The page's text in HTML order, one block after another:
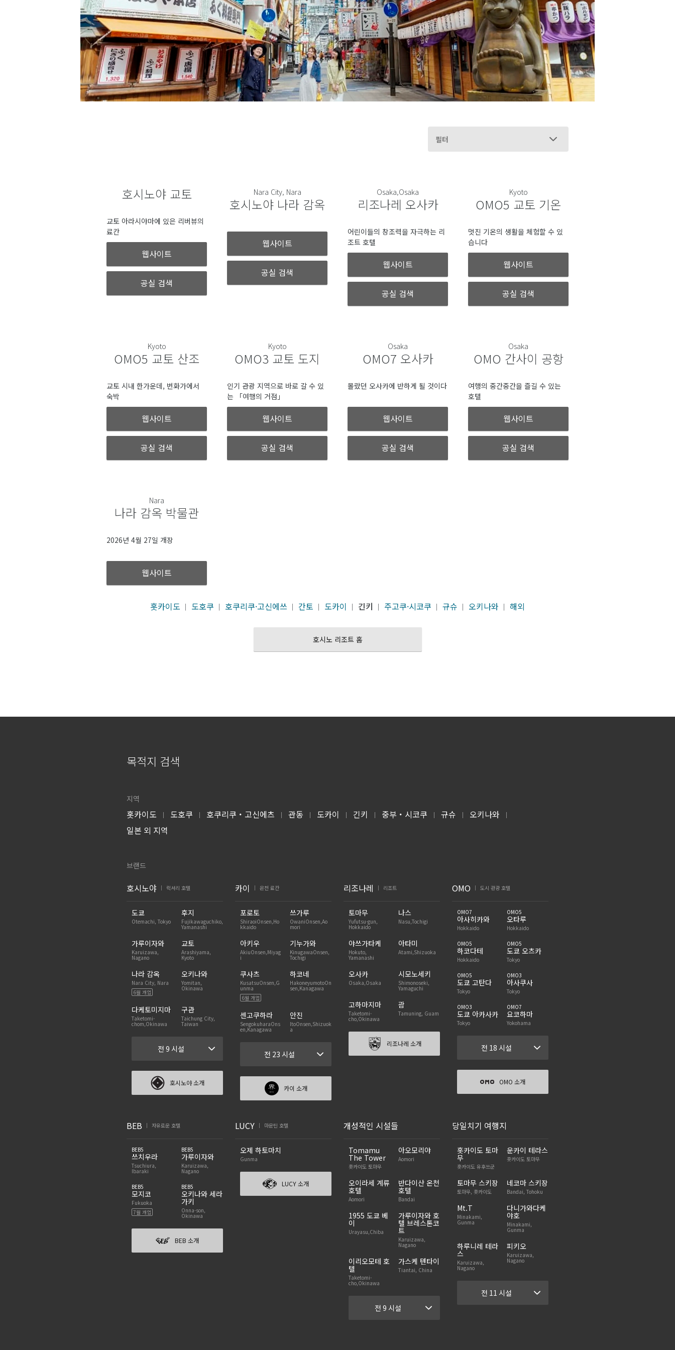
필터
호시노야 교토
교토 아라시야마에 있은 리버뷰의
료칸
웹사이트
공실 검색
Nara City, Nara
호시노야 나라 감옥
웹사이트
공실 검색
Osaka,Osaka
리조나레 오사카
어린이들의 창조력을 자극하는 리
조트 호텔
웹사이트
공실 검색
Kyoto
OMO5 교토 기온
멋진 기온의 생활을 체험할 수 있
습니다
웹사이트
공실 검색
Kyoto
OMO5 교토 산조
교토 시내 한가운데, 번화가에서
숙박
웹사이트
공실 검색
Kyoto
OMO3 교토 도지
인기 관광 지역으로 바로 갈 수 있
는 「여행의 거점」
웹사이트
공실 검색
Osaka
OMO7 오사카
몰랐던 오사카에 반하게 될 것이다
웹사이트
공실 검색
Osaka
OMO 간사이 공항
여행의 중간중간을 즐길 수 있는
호텔
웹사이트
공실 검색
Nara
나라 감옥 박물관
2026년 4월 27일 개장
웹사이트
홋카이도 ｜ 도호쿠 ｜ 호쿠리쿠·고신에쓰 ｜ 간토 ｜ 도카이 ｜ 긴키 ｜ 주고쿠·시코쿠 ｜ 규슈 ｜ 오키나와 ｜ 해외
호시노 리조트 홈
목적지 검색
지역
홋카이도 | 도호쿠 | 호쿠리쿠・고신에츠 | 관동 | 도카이 | 긴키 | 중부・시코쿠 | 규슈 | 오키나와 |
일본 외 지역
브랜드
호시노야 럭셔리 호텔
도쿄
Otemachi, Tokyo
후지
Fujikawaguchiko,
Yamanashi
가루이자와
Karuizawa,
Nagano
교토
Arashiyama,
Kyoto
나라 감옥
Nara City, Nara
6월 개업
오키나와
Yomitan,
Okinawa
다케토미지마
Taketomi-
chom,Okinawa
구관
Taichung City,
Taiwan
전 9 시설
호시노야 소개
카이 온천 료칸
포로토
ShiraoiOnsen,Ho
kkaido
쓰가루
OwaniOnsen,Ao
mori
아키우
AkiuOnsen,Miyag
i
기누가와
KinugawaOnsen,
Tochigi
쿠사츠
KusatsuOnsen,G
unma
6월 개업
하코네
HakoneyumotoOn
sen,Kanagawa
센고쿠하라
SengokuharaOns
en,Kanagawa
안진
ItoOnsen,Shizuok
a
전 23 시설
카이 소개
리조나레 리조트
토마무
Yufutsu-gun,
Hokkaido
나스
Nasu,Tochigi
야쓰가타케
Hokuto,
Yamanashi
아타미
Atami,Shizuoka
오사카
Osaka,Osaka
시모노세키
Shimonoseki,
Yamaguchi
고하마지마
Taketomi-
cho,Okinawa
괌
Tamuning, Guam
리조나레 소개
OMO 도시 관광 호텔
OMO7
아사히카와
Hokkaido
OMO5
오타루
Hokkaido
OMO5
하코다테
Hokkaido
OMO5
도쿄 오츠카
Tokyo
OMO5
도쿄 고탄다
Tokyo
OMO3
아사쿠사
Tokyo
OMO3
도쿄 아카사카
Tokyo
OMO7
요코하마
Yokohama
전 18 시설
OMO 소개
BEB 자유로운 호텔
BEB5
쓰치우라
Tsuchiura,
Ibaraki
BEB5
가루이자와
Karuizawa,
Nagano
BEB5
모지코
Fukuoka
7월 개업
BEB5
오키나와 세라
가키
Onna-son,
Okinawa
BEB 소개
LUCY 마운틴 호텔
오제 하토마치
Gunma
LUCY 소개
개성적인 시설들
Tomamu
The Tower
홋카이도 토마무
아오모리야
Aomori
오이라세 계류
호텔
Aomori
반다이산 온천
호텔
Bandai
1955 도쿄 베
이
Urayasu,Chiba
가루이자와 호
텔 브레스톤코
트
Karuizawa,
Nagano
이리오모테 호
텔
Taketomi-
cho,Okinawa
가스케 톈타이
Tiantai, China
전 9 시설
당일치기 여행지
홋카이도 토마
무
홋카이도 유후쓰군
운카이 테라스
홋카이도 토마무
토마무 스키장
토마무, 홋카이도
네코마 스키장
Bandai, Tohoku
Mt.T
Minakami,
Gunma
다니가와다케
야호
Minakami,
Gunma
하루니레 테라
스
Karuizawa,
Nagano
피키오
Karuizawa,
Nagano
전 11 시설